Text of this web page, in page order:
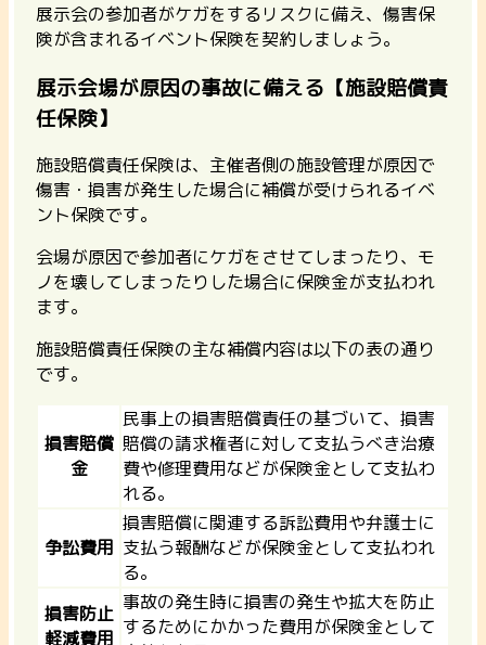
展示会の参加者がケガをするリスクに備え、傷害保
険が含まれるイベント保険を契約しましょう。
展示会場が原因の事故に備える【施設賠償責
任保険】
施設賠償責任保険は、主催者側の施設管理が原因で
傷害・損害が発生した場合に補償が受けられるイベ
ント保険です。
会場が原因で参加者にケガをさせてしまったり、モ
ノを壊してしまったりした場合に保険金が支払われ
ます。
施設賠償責任保険の主な補償内容は以下の表の通り
です。
損害賠償
金
民事上の損害賠償責任の基づいて、損害
賠償の請求権者に対して支払うべき治療
費や修理費用などが保険金として支払わ
れる。
争訟費用
損害賠償に関連する訴訟費用や弁護士に
支払う報酬などが保険金として支払われ
る。
損害防止
軽減費用
事故の発生時に損害の発生や拡大を防止
するためにかかった費用が保険金として